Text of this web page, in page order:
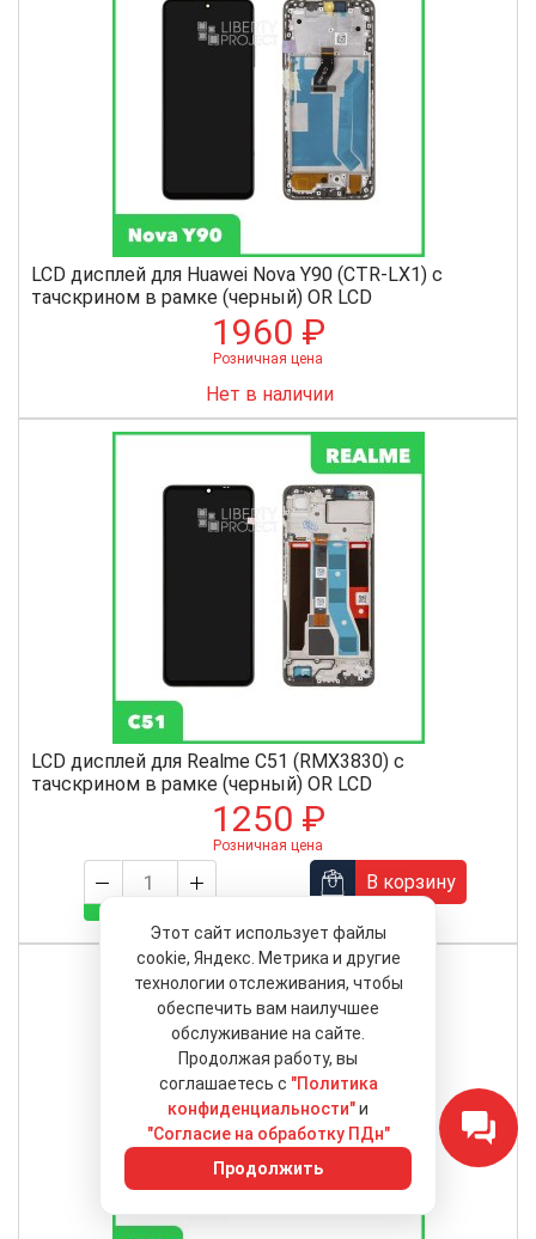
LCD дисплей для Huawei Nova Y90 (CTR-LX1) с
тачскрином в рамке (черный) OR LCD
1960 ₽
Розничная цена
Нет в наличии
LCD дисплей для Realme C51 (RMX3830) с
тачскрином в рамке (черный) OR LCD
1250 ₽
Розничная цена
В корзину
Этот сайт использует файлы
cookie, Яндекс. Метрика и другие
технологии отслеживания, чтобы
обеспечить вам наилучшее
обслуживание на сайте.
Продолжая работу, вы
соглашаетесь с "Политика
конфиденциальности"и
"Согласие на обработку ПДн"